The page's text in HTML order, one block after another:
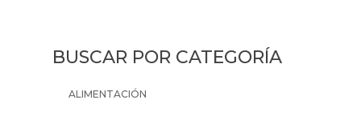
BUSCAR POR CATEGORÍA
ALIMENTACIÓN